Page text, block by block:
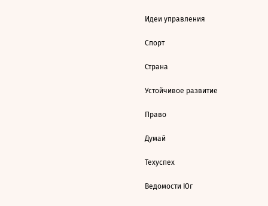
Идеи управления
Спорт
Страна
Устойчивое развитие
Право
Думай
Техуспех
Ведомости Юг